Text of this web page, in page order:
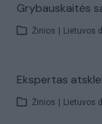
Grybauskaitės
Žinios Lietuvos
Ekspertas
Žinios Lietuvos